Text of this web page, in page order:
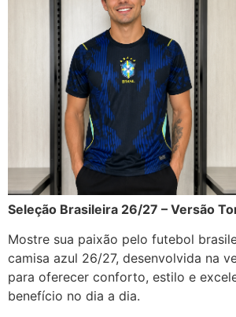
Seleção Brasileira 26/27 – Versão
Mostre sua paixão pelo futebol
camisa azul 26/27, desenvolvida na
para oferecer conforto, estilo e
benefício no dia a dia.